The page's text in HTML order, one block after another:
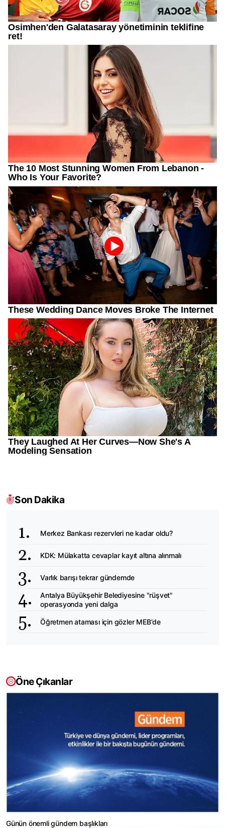
Son Dakika
Merkez Bankası rezervleri ne kadar oldu?
KDK: Mülakatta cevaplar kayıt altına alınmalı
Varlık barışı tekrar gündemde
Antalya Büyükşehir Belediyesine "rüşvet"
operasyonda yeni dalga
Öğretmen ataması için gözler MEB'de
Öne Çıkanlar
Günün önemli gündem başlıkları